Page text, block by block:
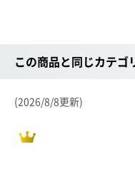
この商品と同じカテゴ
(2026/8/8更新)